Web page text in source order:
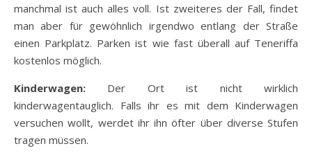
manchmal ist auch alles voll. Ist zweiteres der Fall, findet
man aber für gewöhnlich irgendwo entlang der Straße
einen Parkplatz. Parken ist wie fast überall auf Teneriffa
kostenlos möglich.
Kinderwagen: Der Ort ist nicht wirklich
kinderwagentauglich. Falls ihr es mit dem Kinderwagen
versuchen wollt, werdet ihr ihn öfter über diverse Stufen
tragen müssen.